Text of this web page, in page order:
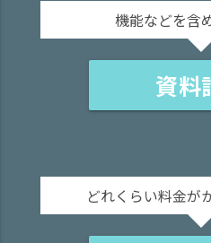
機能などを含
資料
どれくらい料金が